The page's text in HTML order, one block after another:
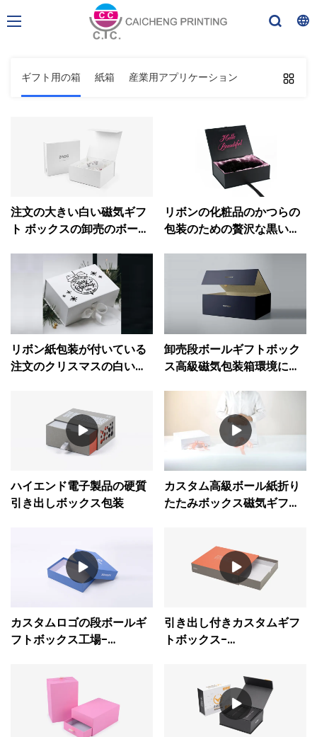
ギフト用の箱 紙箱 産業用アプリケーション
注文の大きい白い磁気ギフ
ト ボックスの卸売のボール
リボンの化粧品のかつらの
包装のための贅沢な黒いフ
リボン紙包装が付いている
注文のクリスマスの白い磁
卸売段ボールギフトボック
ス高級磁気包装箱環境に優
ハイエンド電子製品の硬質
引き出しボックス包装
カスタム高級ボール紙折り
たたみボックス磁気ギフト
カスタムロゴの段ボールギ
フトボックス工場-
引き出し付きカスタムギフ
トボックス-